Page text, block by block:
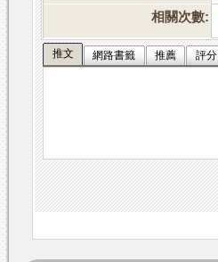
相關次數:
推文 網路書籤 推薦 評分